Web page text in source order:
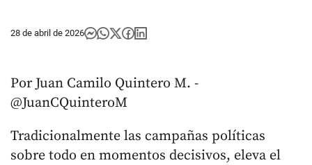
28 de abril de 2026
Por Juan Camilo Quintero M. -
@JuanCQuinteroM
Tradicionalmente las campañas políticas
sobre todo en momentos decisivos, eleva el